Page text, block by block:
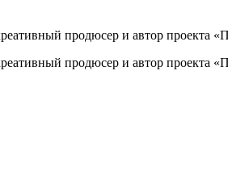
продюсер и автор проекта
продюсер и автор проекта